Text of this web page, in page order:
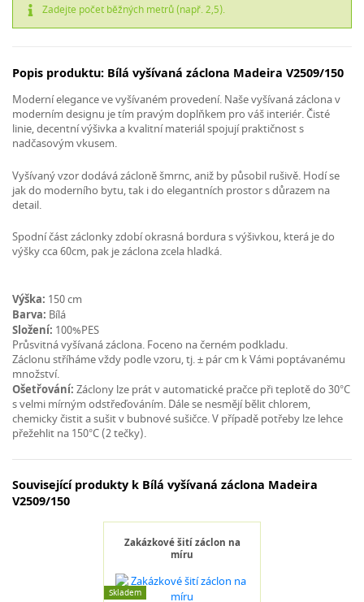
Zadejte počet běžných metrů (např. 2,5).
Popis produktu: Bílá vyšívaná záclona Madeira V2509/150
Moderní elegance ve vyšívaném provedení. Naše vyšívaná záclona v
moderním designu je tím pravým doplňkem pro váš interiér. Čisté
linie, decentní výšivka a kvalitní materiál spojují praktičnost s
nadčasovým vkusem.
Vyšívaný vzor dodává zácloně šmrnc, aniž by působil rušivě. Hodí se
jak do moderního bytu, tak i do elegantních prostor s důrazem na
detail.
Spodní část záclonky zdobí okrasná bordura s výšivkou, která je do
výšky cca 60cm, pak je záclona zcela hladká.
Výška: 150 cm
Barva: Bílá
Složení: 100%PES
Průsvitná vyšívaná záclona. Foceno na černém podkladu.
Záclonu stříháme vždy podle vzoru, tj. ± pár cm k Vámi poptávanému
množství.
Ošetřování: Záclony lze prát v automatické pračce při teplotě do 30°C
s velmi mírným odstřeďováním. Dále se nesmějí bělit chlorem,
chemicky čistit a sušit v bubnové sušičce. V případě potřeby lze lehce
přežehlit na 150°C (2 tečky).
Související produkty k Bílá vyšívaná záclona Madeira
V2509/150
Zakázkové šití záclon na
míru
Skladem